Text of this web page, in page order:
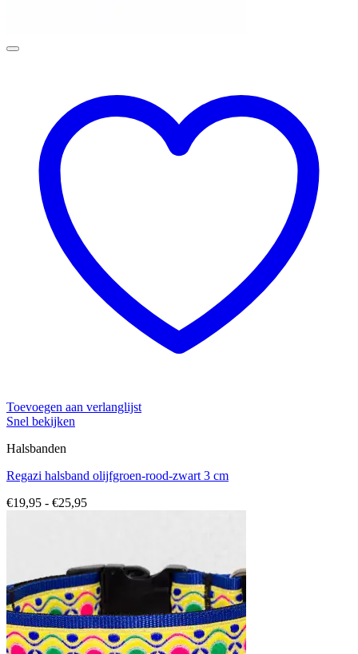
Toevoegen aan verlanglijst
Snel bekijken
Halsbanden
Regazi halsband olijfgroen-rood-zwart 3 cm
€19,95 - €25,95Prijsklasse: